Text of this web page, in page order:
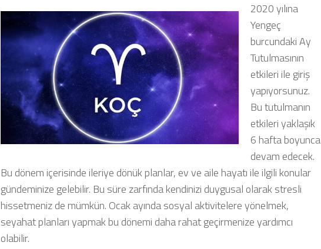
2020 yılına
Yengeç
burcundaki Ay
Tutulmasının
etkileri ile giriş
yapıyorsunuz.
Bu tutulmanın
etkileri yaklaşık
6 hafta boyunca
devam edecek.
Bu dönem içerisinde ileriye dönük planlar, ev ve aile hayatı ile ilgili konular
gündeminize gelebilir. Bu süre zarfında kendinizi duygusal olarak stresli
hissetmeniz de mümkün. Ocak ayında sosyal aktivitelere yönelmek,
seyahat planları yapmak bu dönemi daha rahat geçirmenize yardımcı
olabilir.